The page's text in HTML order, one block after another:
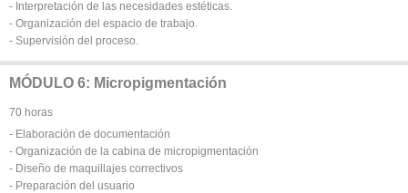
- Interpretación de las necesidades estéticas.
- Organización del espacio de trabajo.
- Supervisión del proceso.
MÓDULO 6: Micropigmentación
70 horas
- Elaboración de documentación
- Organización de la cabina de micropigmentación
- Diseño de maquillajes correctivos
- Preparación del usuario